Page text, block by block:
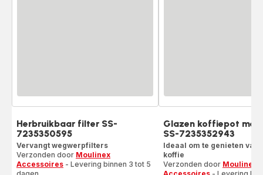
Herbruikbaar filter SS-
7235350595
Vervangt wegwerpfilters
Verzonden door Moulinex
Accessoires - Levering binnen 3 tot 5
Glazen koffiepot met
SS-7235352943
Ideaal om te genieten van
koffie
Verzonden door Moulinex